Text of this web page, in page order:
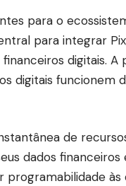
para o
para integrar
digitais.
digitais funcionem
de
dados financeiros
programabilidade